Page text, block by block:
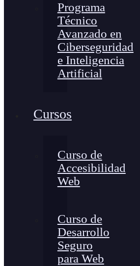
Programa
Técnico
Avanzado en
Ciberseguridad
e Inteligencia
Artificial
Cursos
Curso de
Accesibilidad
Web
Curso de
Desarrollo
Seguro
para Web